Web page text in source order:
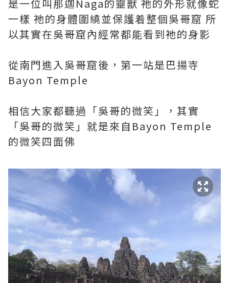
是一位叫那迦Naga的靈獸 祂的外形就像蛇
一樣 祂的身體圍繞並保護着整個吳哥窟 所
以其實在吳哥窟內經常都能看到祂的身影
從南門進入吳哥窟後，第一站是巴揚寺
Bayon Temple
相信大家都聽過「吳哥的微笑」，其實
「吳哥的微笑」就是來自Bayon Temple
的微笑四面佛